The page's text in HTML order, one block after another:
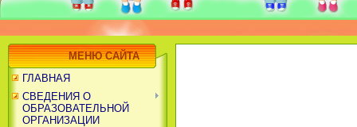
МЕНЮ САЙТА
ГЛАВНАЯ
СВЕДЕНИЯ О
ОБРАЗОВАТЕЛЬНОЙ
ОРГАНИЗАЦИИ